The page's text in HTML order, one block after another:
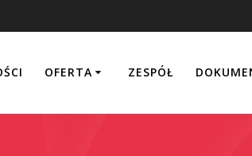
OFERTA ZESPÓŁ